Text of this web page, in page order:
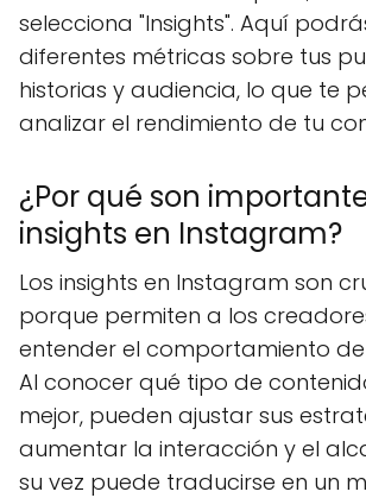
selecciona "Insights". Aquí
diferentes métricas sobre tus
historias y audiencia, lo que te
analizar el rendimiento de tu
¿Por qué son
insights en Instagram?
Los insights en Instagram son
porque permiten a los
entender el comportamiento
Al conocer qué tipo de
mejor, pueden ajustar sus
aumentar la interacción y el
su vez puede traducirse en un